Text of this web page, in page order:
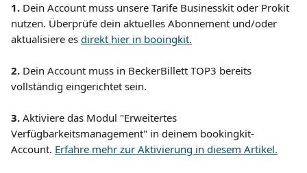
1. Dein Account muss unsere Tarife Businesskit oder Prokit
nutzen. Überprüfe dein aktuelles Abonnement und/oder
aktualisiere es direkt hier in booingkit.
2. Dein Account muss in BeckerBillett TOP3 bereits
vollständig eingerichtet sein.
3. Aktiviere das Modul "Erweitertes
Verfügbarkeitsmanagement" in deinem bookingkit-
Account. Erfahre mehr zur Aktivierung in diesem Artikel.